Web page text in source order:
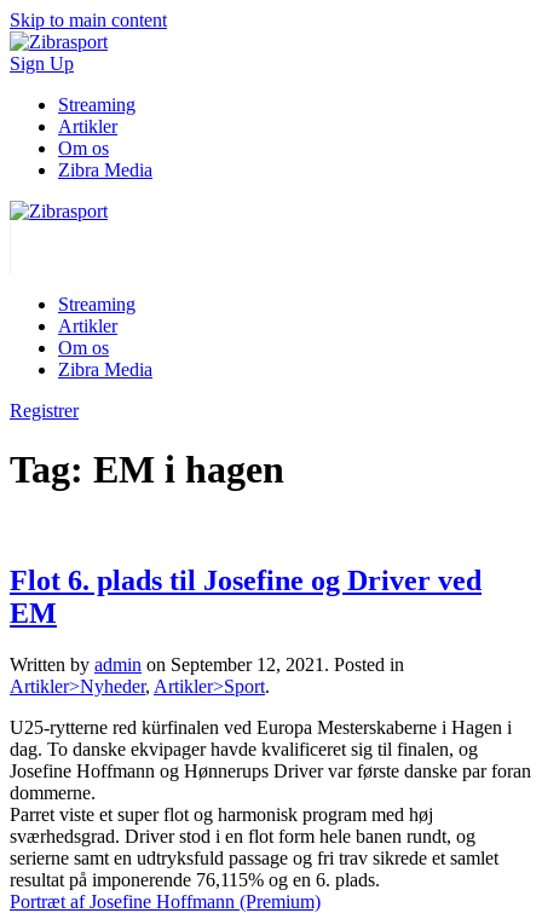
Skip to main content
Sign Up
Streaming
Artikler
Om os
Zibra Media
Streaming
Artikler
Om os
Zibra Media
Registrer
Tag: EM i hagen
Flot 6. plads til Josefine og Driver ved
EM
Written by admin on September 12, 2021 . Posted in
Artikler>Nyheder, Artikler>Sport.
U25-rytterne red kürfinalen ved Europa Mesterskaberne i Hagen i
dag. To danske ekvipager havde kvalificeret sig til finalen, og
Josefine Hoffmann og Hønnerups Driver var første danske par foran
dommerne.
Parret viste et super flot og harmonisk program med høj
sværhedsgrad. Driver stod i en flot form hele banen rundt, og
serierne samt en udtryksfuld passage og fri trav sikrede et samlet
resultat på imponerende 76,115% og en 6. plads.
Portræt af Josefine Hoffmann (Premium)